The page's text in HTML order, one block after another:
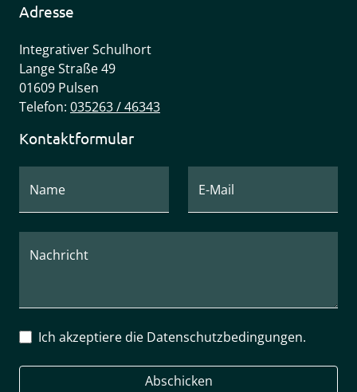
Adresse
Integrativer Schulhort
Lange Straße 49
01609 Pulsen
Telefon: 035263 / 46343
Kontaktformular
Name E-Mail
Nachricht
Ich akzeptiere die Datenschutzbedingungen.
Abschicken